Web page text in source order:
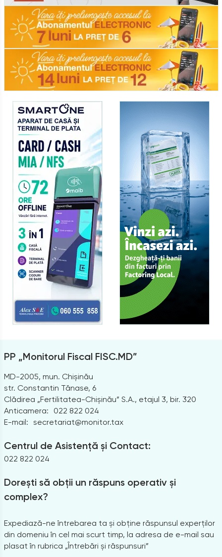
PP „Monitorul Fiscal FISC.MD”
MD-2005, mun. Chișinău
str. Constantin Tănase, 6
Clădirea „Fertilitatea-Chișinău” S.A., etajul 3, bir. 320
Anticamera:
022 822 024
E-mail: secretariat@monitor.tax
Centrul de Asistență și Contact:
022 822 024
Dorești să obții un răspuns operativ și
complex?
Expediază-ne întrebarea ta și obține răspunsul experților
din domeniu în cel mai scurt timp, la adresa de e-mail sau
plasat în rubrica „Întrebări și răspunsuri”